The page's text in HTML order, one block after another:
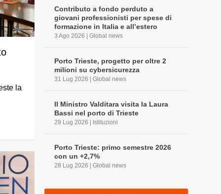
la
Contributo a fondo perduto a
giovani professionisti per spese di
formazione in Italia e all’estero
3 Ago 2026 |Global news
Porto Trieste, progetto per oltre 2
milioni su cybersicurezza
31 Lug 2026 |Global news
Il Ministro Valditara visita la Laura
Bassi nel porto di Trieste
29 Lug 2026 Istituzioni
Porto Trieste: primo semestre 2026
con un +2,7%
28 Lug 2026 |Global news